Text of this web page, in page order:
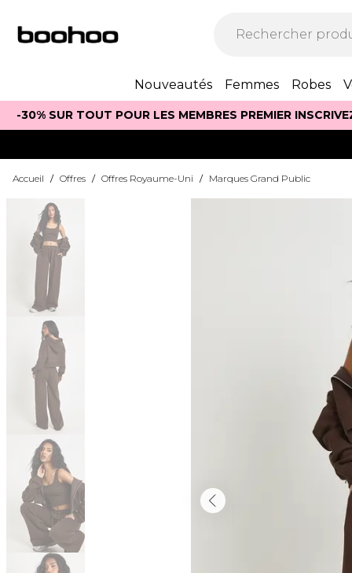
Nouveautés Femmes Robes
-30% SUR TOUT POUR LES MEMBRES PREMIER
Accueil / Offres / Offres Royaume-Uni / Marques Grand Public